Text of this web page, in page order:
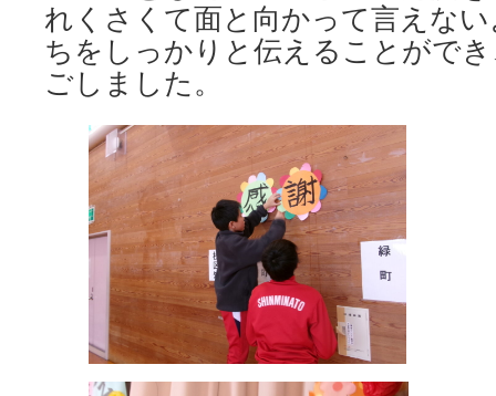
れくさくて面と向かって言えな
ちをしっかりと伝えることがで
ごしました。